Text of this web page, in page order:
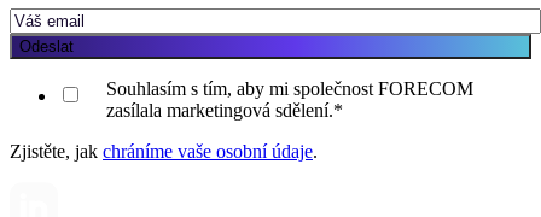
Souhlasím s tím, aby mi společnost FORECOM
zasílala marketingová sdělení.*
Zjistěte, jak chráníme vaše osobní údaje.